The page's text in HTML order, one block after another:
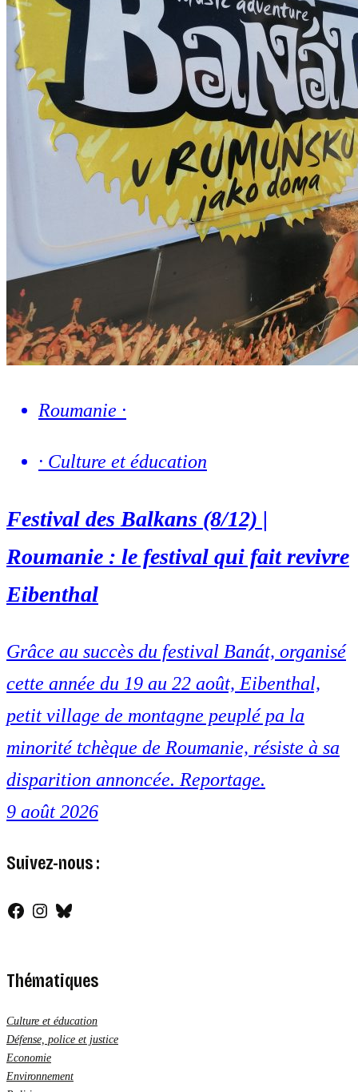
Roumanie ·
· Culture et éducation
Festival des Balkans (8/12) |
Roumanie : le festival qui fait revivre
Eibenthal
Grâce au succès du festival Banát, organisé
cette année du 19 au 22 août, Eibenthal,
petit village de montagne peuplé pa la
minorité tchèque de Roumanie, résiste à sa
disparition annoncée. Reportage.
9 août 2026
Suivez-nous :
Facebook
Instagram
Bluesky
Thématiques
Culture et éducation
Défense, police et justice
Economie
Environnement